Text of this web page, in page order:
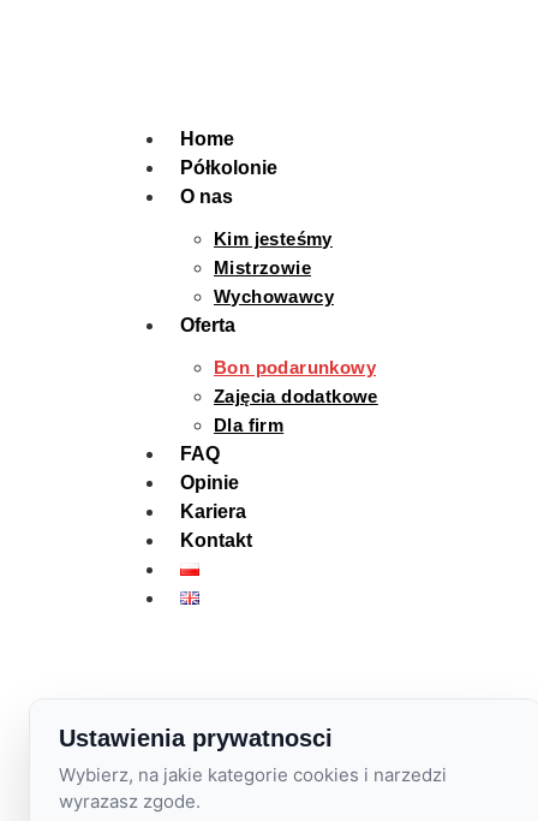
Home
Półkolonie
O nas
Kim jesteśmy
Mistrzowie
Wychowawcy
Oferta
Bon podarunkowy
Zajęcia dodatkowe
Dla firm
FAQ
Opinie
Kariera
Kontakt
Ustawienia prywatnosci
Wybierz, na jakie kategorie cookies i narzedzi
wyrazasz zgode.